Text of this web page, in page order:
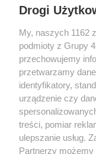
STOWARZYSZENIE
ul.
Drogi
My, naszych 1162
podmioty z Grupy
przechowujemy
przetwarzamy
identyfikatory,
urządzenie czy
treści, pomiar
ulepszanie usług.
Partnerzy możemy